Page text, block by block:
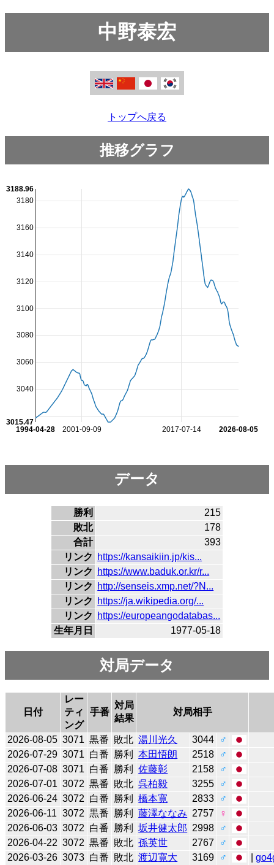
中野泰宏
トップへ戻る
推移グラフ
2001-09-09 2017-07-14
1994-04-28 2026-08-05
3040
3060
3080
3100
3120
3140
3160
3180
3015.47
3188.96
データ
勝利
215
敗北
178
合計
393
リンク
https://kansaikiin.jp/kis...
リンク
https://www.baduk.or.kr/r...
リンク
http://senseis.xmp.net/?N...
リンク
https://ja.wikipedia.org/...
リンク
https://europeangodatabas...
生年月日
1977-05-18
対局データ
日付
レー
ティ
ング
手番
対局
結果
対局相手
2026-08-05 3071 黒番 敗北 湯川光久 3044
♂
2026-07-29 3071 白番 勝利 本田悟朗 2518
♂
2026-07-08 3071 白番 勝利 佐藤彰 2158
♂
2026-07-01 3072 黒番 敗北 呉柏毅 3255
♂
2026-06-24 3072 白番 勝利 橋本寛 2833
♂
2026-06-11 3072 黒番 勝利 藤澤ななみ 2757
♀
2026-06-03 3072 白番 勝利 坂井健太郎 2998
♂
2026-04-22 3072 黒番 敗北 孫英世 2767
♂
2026-03-26 3073 白番 敗北 渡辺寛大 3169 ♂ |